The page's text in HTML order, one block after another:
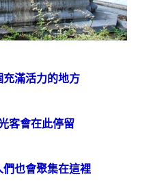
滿活力的地方
客會在此停留
也會聚集在這裡